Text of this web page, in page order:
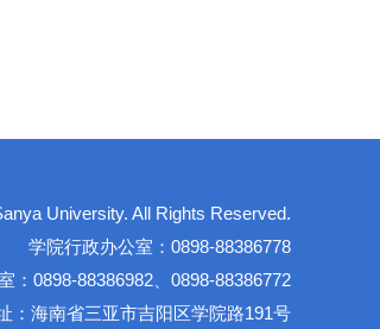
University. All Rights Reserved.
学院行政办公室：0898-88386778
：0898-88386982、0898-88386772
：海南省三亚市吉阳区学院路191号